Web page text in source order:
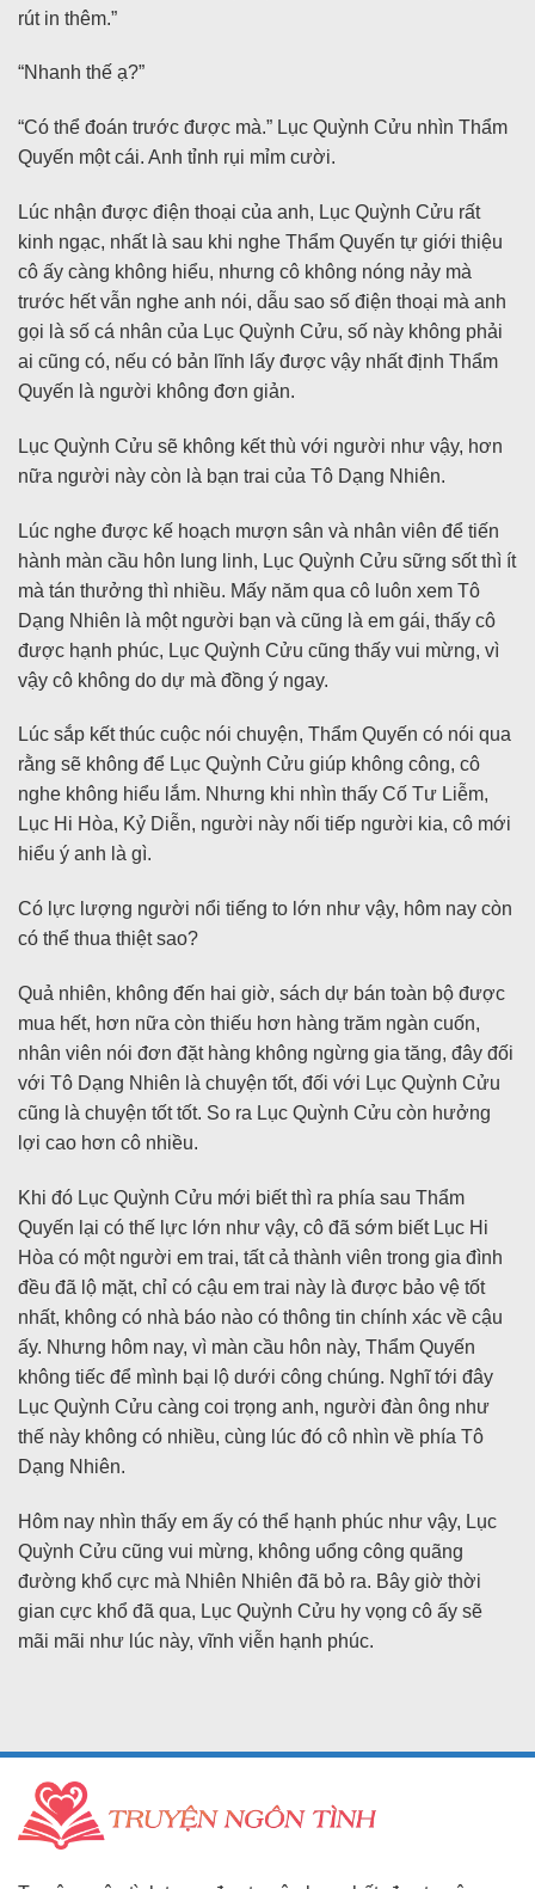
rút in thêm.”
“Nhanh thế ạ?”
“Có thể đoán trước được mà.” Lục Quỳnh Cửu nhìn Thẩm
Quyến một cái. Anh tỉnh rụi mỉm cười.
Lúc nhận được điện thoại của anh, Lục Quỳnh Cửu rất
kinh ngạc, nhất là sau khi nghe Thẩm Quyến tự giới thiệu
cô ấy càng không hiểu, nhưng cô không nóng nảy mà
trước hết vẫn nghe anh nói, dẫu sao số điện thoại mà anh
gọi là số cá nhân của Lục Quỳnh Cửu, số này không phải
ai cũng có, nếu có bản lĩnh lấy được vậy nhất định Thẩm
Quyến là người không đơn giản.
Lục Quỳnh Cửu sẽ không kết thù với người như vậy, hơn
nữa người này còn là bạn trai của Tô Dạng Nhiên.
Lúc nghe được kế hoạch mượn sân và nhân viên để tiến
hành màn cầu hôn lung linh, Lục Quỳnh Cửu sững sốt thì ít
mà tán thưởng thì nhiều. Mấy năm qua cô luôn xem Tô
Dạng Nhiên là một người bạn và cũng là em gái, thấy cô
được hạnh phúc, Lục Quỳnh Cửu cũng thấy vui mừng, vì
vậy cô không do dự mà đồng ý ngay.
Lúc sắp kết thúc cuộc nói chuyện, Thẩm Quyến có nói qua
rằng sẽ không để Lục Quỳnh Cửu giúp không công, cô
nghe không hiểu lắm. Nhưng khi nhìn thấy Cố Tư Liễm,
Lục Hi Hòa, Kỷ Diễn, người này nối tiếp người kia, cô mới
hiểu ý anh là gì.
Có lực lượng người nổi tiếng to lớn như vậy, hôm nay còn
có thể thua thiệt sao?
Quả nhiên, không đến hai giờ, sách dự bán toàn bộ được
mua hết, hơn nữa còn thiếu hơn hàng trăm ngàn cuốn,
nhân viên nói đơn đặt hàng không ngừng gia tăng, đây đối
với Tô Dạng Nhiên là chuyện tốt, đối với Lục Quỳnh Cửu
cũng là chuyện tốt tốt. So ra Lục Quỳnh Cửu còn hưởng
lợi cao hơn cô nhiều.
Khi đó Lục Quỳnh Cửu mới biết thì ra phía sau Thẩm
Quyến lại có thế lực lớn như vậy, cô đã sớm biết Lục Hi
Hòa có một người em trai, tất cả thành viên trong gia đình
đều đã lộ mặt, chỉ có cậu em trai này là được bảo vệ tốt
nhất, không có nhà báo nào có thông tin chính xác về cậu
ấy. Nhưng hôm nay, vì màn cầu hôn này, Thẩm Quyến
không tiếc để mình bại lộ dưới công chúng. Nghĩ tới đây
Lục Quỳnh Cửu càng coi trọng anh, người đàn ông như
thế này không có nhiều, cùng lúc đó cô nhìn về phía Tô
Dạng Nhiên.
Hôm nay nhìn thấy em ấy có thể hạnh phúc như vậy, Lục
Quỳnh Cửu cũng vui mừng, không uổng công quãng
đường khổ cực mà Nhiên Nhiên đã bỏ ra. Bây giờ thời
gian cực khổ đã qua, Lục Quỳnh Cửu hy vọng cô ấy sẽ
mãi mãi như lúc này, vĩnh viễn hạnh phúc.